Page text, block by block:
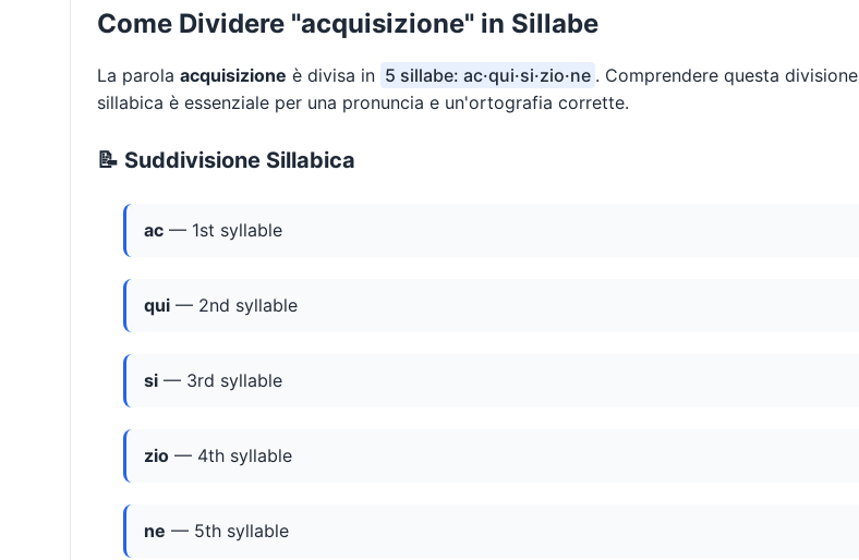
Come Dividere "acquisizione" in Sillabe
La parola acquisizione è divisa in 5 sillabe: ac·qui·si·zio·ne . Comprendere questa divisione
sillabica è essenziale per una pronuncia e un'ortografia corrette.
📝 Suddivisione Sillabica
ac — 1st syllable
qui — 2nd syllable
si — 3rd syllable
zio — 4th syllable
ne — 5th syllable